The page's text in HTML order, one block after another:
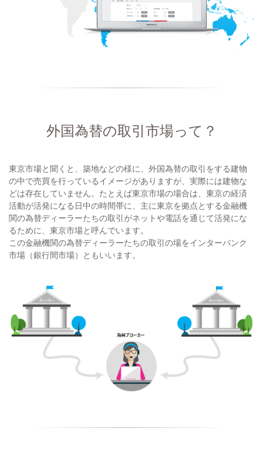
外国為替の取引市場って？
東京市場と聞くと、築地などの様に、外国為替の取引をする建物
の中で売買を行っているイメージがありますが、実際には建物な
どは存在していません。たとえば東京市場の場合は、東京の経済
活動が活発になる日中の時間帯に、主に東京を拠点とする金融機
関の為替ディーラーたちの取引がネットや電話を通じて活発にな
るために、東京市場と呼んでいます。
この金融機関の為替ディーラーたちの取引の場をインターバンク
市場（銀行間市場）ともいいます。